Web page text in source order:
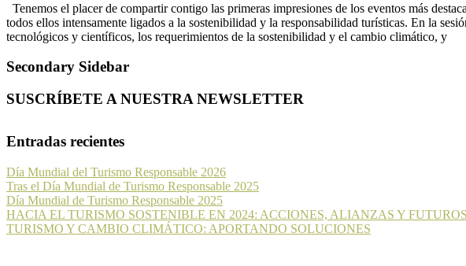
Tenemos el placer de compartir contigo las primeras impresiones de los eventos más
todos ellos intensamente ligados a la sostenibilidad y la responsabilidad turísticas. En la
tecnológicos y científicos, los requerimientos de la sostenibilidad y el cambio climático, y
Secondary Sidebar
SUSCRÍBETE A NUESTRA NEWSLETTER
Entradas recientes
Día Mundial del Turismo Responsable 2026
Tras el Día Mundial de Turismo Responsable 2025
Día Mundial de Turismo Responsable 2025
HACIA EL TURISMO SOSTENIBLE EN 2024: ACCIONES, ALIANZAS Y FUTUROS
TURISMO Y CAMBIO CLIMÁTICO: APORTANDO SOLUCIONES